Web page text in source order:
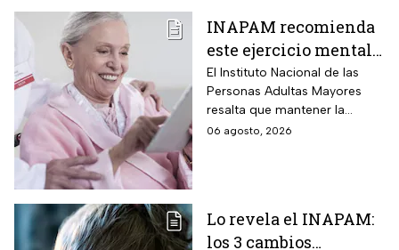
INAPAM recomienda
este ejercicio mental
para adultos mayores
5 veces a la semana
durante 3 meses para
mejorar la atención
El Instituto Nacional de las
Personas Adultas Mayores
resalta que mantener la
disciplina es la clave para
06 agosto, 2026
Lo revela el INAPAM:
los 3 cambios